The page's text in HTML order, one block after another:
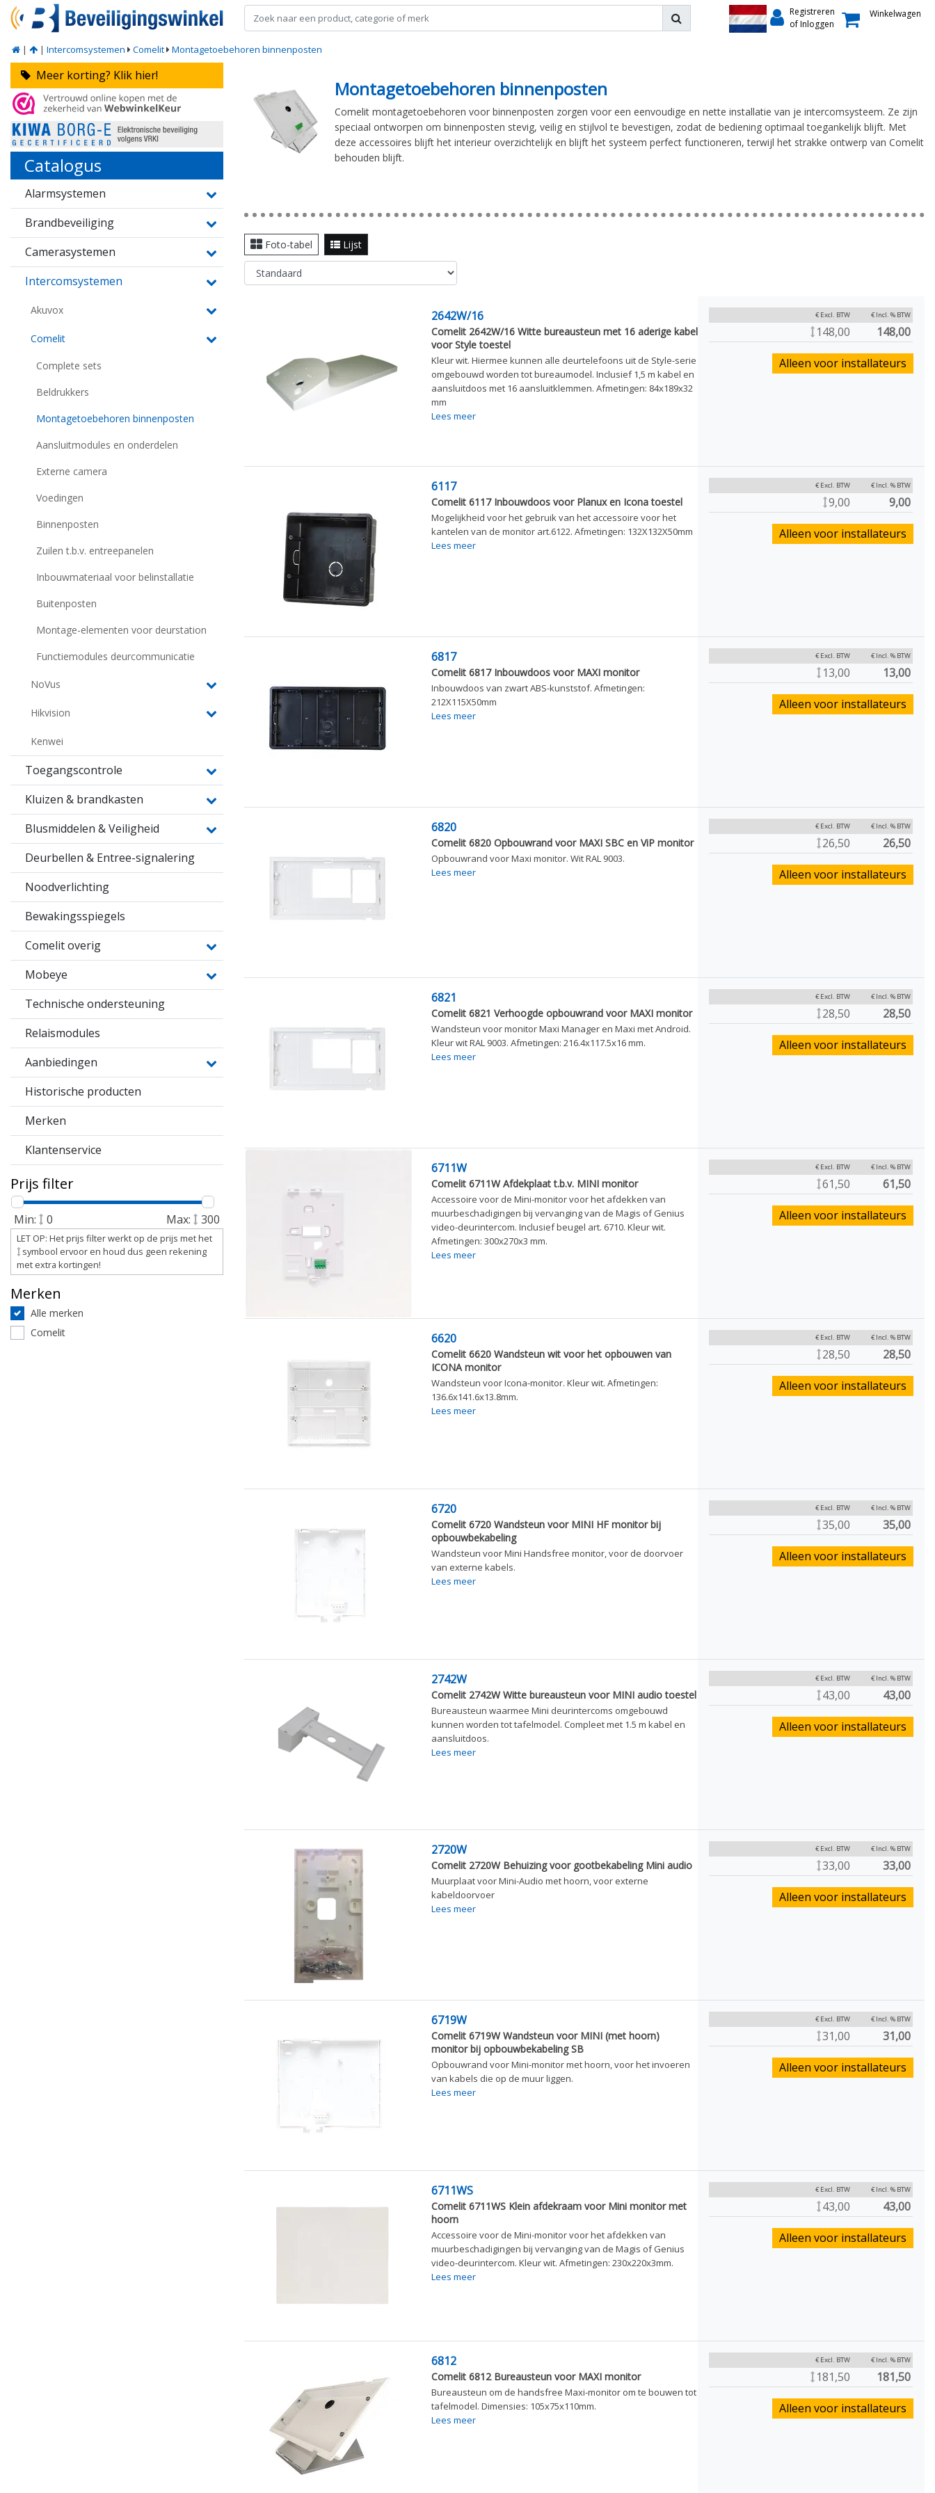
Registreren
of Inloggen
Winkelwagen
| | Intercomsystemen Comelit Montagetoebehoren binnenposten
Meer korting? Klik hier!
Catalogus
Alarmsystemen
Brandbeveiliging
Camerasystemen
Intercomsystemen
Akuvox
Comelit
Complete sets
Beldrukkers
Montagetoebehoren binnenposten
Aansluitmodules en onderdelen
Externe camera
Voedingen
Binnenposten
Zuilen t.b.v. entreepanelen
Inbouwmateriaal voor belinstallatie
Buitenposten
Montage-elementen voor deurstation
Functiemodules deurcommunicatie
NoVus
Hikvision
Kenwei
Toegangscontrole
Kluizen & brandkasten
Blusmiddelen & Veiligheid
Deurbellen & Entree-signalering
Noodverlichting
Bewakingsspiegels
Comelit overig
Mobeye
Technische ondersteuning
Relaismodules
Aanbiedingen
Historische producten
Merken
Klantenservice
Prijs filter
Min: 0 Max: 300
LET OP: Het prijs filter werkt op de prijs met het
symbool ervoor en houd dus geen rekening
met extra kortingen!
Merken
Alle merken
Comelit
Montagetoebehoren binnenposten
Comelit montagetoebehoren voor binnenposten zorgen voor een eenvoudige en nette installatie van je intercomsysteem. Ze zijn
speciaal ontworpen om binnenposten stevig, veilig en stijlvol te bevestigen, zodat de bediening optimaal toegankelijk blijft. Met
deze accessoires blijft het interieur overzichtelijk en blijft het systeem perfect functioneren, terwijl het strakke ontwerp van Comelit
behouden blijft.
Foto-tabel Lijst
2642W/16
Comelit 2642W/16 Witte bureausteun met 16 aderige kabel
voor Style toestel
Kleur wit. Hiermee kunnen alle deurtelefoons uit de Style-serie
omgebouwd worden tot bureaumodel. Inclusief 1,5 m kabel en
aansluitdoos met 16 aansluitklemmen. Afmetingen: 84x189x32
mm
Lees meer
€ Excl. BTW € Incl. % BTW
148,00 148,00
Alleen voor installateurs
6117
Comelit 6117 Inbouwdoos voor Planux en Icona toestel
Mogelijkheid voor het gebruik van het accessoire voor het
kantelen van de monitor art.6122. Afmetingen: 132X132X50mm
Lees meer
€ Excl. BTW € Incl. % BTW
9,00 9,00
Alleen voor installateurs
6817
Comelit 6817 Inbouwdoos voor MAXI monitor
Inbouwdoos van zwart ABS-kunststof. Afmetingen:
212X115X50mm
Lees meer
€ Excl. BTW € Incl. % BTW
13,00 13,00
Alleen voor installateurs
6820
Comelit 6820 Opbouwrand voor MAXI SBC en ViP monitor
Opbouwrand voor Maxi monitor. Wit RAL 9003.
Lees meer
€ Excl. BTW € Incl. % BTW
26,50 26,50
Alleen voor installateurs
6821
Comelit 6821 Verhoogde opbouwrand voor MAXI monitor
Wandsteun voor monitor Maxi Manager en Maxi met Android.
Kleur wit RAL 9003. Afmetingen: 216.4x117.5x16 mm.
Lees meer
€ Excl. BTW € Incl. % BTW
28,50 28,50
Alleen voor installateurs
6711W
Comelit 6711W Afdekplaat t.b.v. MINI monitor
Accessoire voor de Mini-monitor voor het afdekken van
muurbeschadigingen bij vervanging van de Magis of Genius
video-deurintercom. Inclusief beugel art. 6710. Kleur wit.
Afmetingen: 300x270x3 mm.
Lees meer
€ Excl. BTW € Incl. % BTW
61,50 61,50
Alleen voor installateurs
6620
Comelit 6620 Wandsteun wit voor het opbouwen van
ICONA monitor
Wandsteun voor Icona-monitor. Kleur wit. Afmetingen:
136.6x141.6x13.8mm.
Lees meer
€ Excl. BTW € Incl. % BTW
28,50 28,50
Alleen voor installateurs
6720
Comelit 6720 Wandsteun voor MINI HF monitor bij
opbouwbekabeling
Wandsteun voor Mini Handsfree monitor, voor de doorvoer
van externe kabels.
Lees meer
€ Excl. BTW € Incl. % BTW
35,00 35,00
Alleen voor installateurs
2742W
Comelit 2742W Witte bureausteun voor MINI audio toestel
Bureausteun waarmee Mini deurintercoms omgebouwd
kunnen worden tot tafelmodel. Compleet met 1.5 m kabel en
aansluitdoos.
Lees meer
€ Excl. BTW € Incl. % BTW
43,00 43,00
Alleen voor installateurs
2720W
Comelit 2720W Behuizing voor gootbekabeling Mini audio
Muurplaat voor Mini-Audio met hoorn, voor externe
kabeldoorvoer
Lees meer
€ Excl. BTW € Incl. % BTW
33,00 33,00
Alleen voor installateurs
6719W
Comelit 6719W Wandsteun voor MINI (met hoorn)
monitor bij opbouwbekabeling SB
Opbouwrand voor Mini-monitor met hoorn, voor het invoeren
van kabels die op de muur liggen.
Lees meer
€ Excl. BTW € Incl. % BTW
31,00 31,00
Alleen voor installateurs
6711WS
Comelit 6711WS Klein afdekraam voor Mini monitor met
hoorn
Accessoire voor de Mini-monitor voor het afdekken van
muurbeschadigingen bij vervanging van de Magis of Genius
video-deurintercom. Kleur wit. Afmetingen: 230x220x3mm.
Lees meer
€ Excl. BTW € Incl. % BTW
43,00 43,00
Alleen voor installateurs
6812
Comelit 6812 Bureausteun voor MAXI monitor
Bureausteun om de handsfree Maxi-monitor om te bouwen tot
tafelmodel. Dimensies: 105x75x110mm.
Lees meer
€ Excl. BTW € Incl. % BTW
181,50 181,50
Alleen voor installateurs